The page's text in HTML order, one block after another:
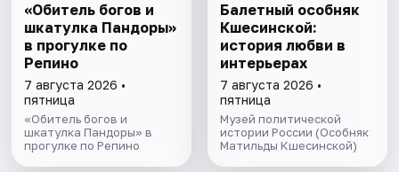
«Обитель богов и
шкатулка Пандоры»
в прогулке по
Репино
7 августа 2026 •
пятница
«Обитель богов и
шкатулка Пандоры» в
прогулке по Репино
Балетный особняк
Кшесинской:
история любви в
интерьерах
7 августа 2026 •
пятница
Музей политической
истории России (Особняк
Матильды Кшесинской)